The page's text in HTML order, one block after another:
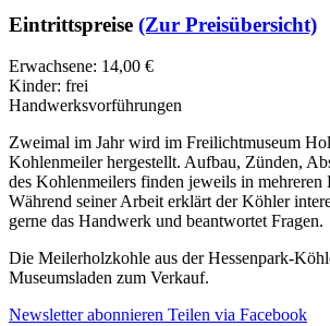
Eintrittspreise (Zur Preisübersicht)
Erwachsene: 14,00 €
Kinder: frei
Handwerksvorführungen
Zweimal im Jahr wird im Freilichtmuseum
Kohlenmeiler hergestellt. Aufbau, Zünden,
des Kohlenmeilers finden jeweils in mehreren
Während seiner Arbeit erklärt der Köhler
gerne das Handwerk und beantwortet Fragen.
Die Meilerholzkohle aus der Hessenpark-
Museumsladen zum Verkauf.
Newsletter abonnieren Teilen via Facebook